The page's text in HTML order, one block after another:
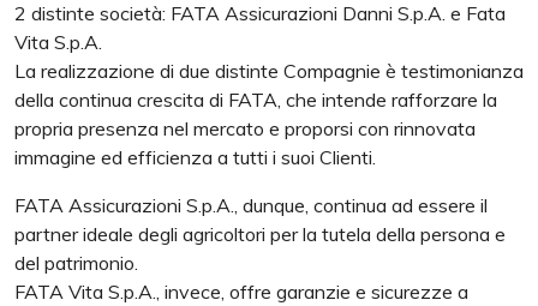
2 distinte società: FATA Assicurazioni Danni S.p.A. e Fata
Vita S.p.A.
La realizzazione di due distinte Compagnie è testimonianza
della continua crescita di FATA, che intende rafforzare la
propria presenza nel mercato e proporsi con rinnovata
immagine ed efficienza a tutti i suoi Clienti.
FATA Assicurazioni S.p.A., dunque, continua ad essere il
partner ideale degli agricoltori per la tutela della persona e
del patrimonio.
FATA Vita S.p.A., invece, offre garanzie e sicurezze a